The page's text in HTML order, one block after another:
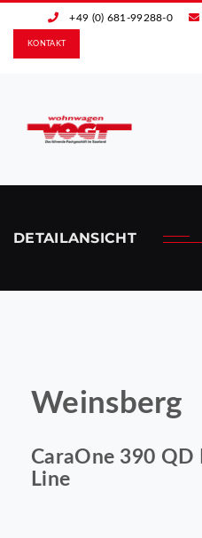
+49 (0) 681-99288-0
KONTAKT
DETAILANSICHT
Weinsberg
CaraOne 390 QD
Line